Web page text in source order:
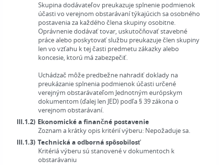
Skupina dodávateľov preukazuje splnenie podmienok
účasti vo verejnom obstarávaní týkajúcich sa osobného
postavenia za každého člena skupiny osobitne.
Oprávnenie dodávať tovar, uskutočňovať stavebné
práce alebo poskytovať službu preukazuje člen skupiny
len vo vzťahu k tej časti predmetu zákazky alebo
koncesie, ktorú má zabezpečiť.
Uchádzač môže predbežne nahradiť doklady na
preukázanie splnenia podmienok účasti určené
verejným obstarávateľom Jednotným európskym
dokumentom (ďalej len JED) podľa § 39 zákona o
verejnom obstarávaní.
III.1.2) Ekonomické a finančné postavenie
Zoznam a krátky opis kritérií výberu: Nepožaduje sa.
III.1.3) Technická a odborná spôsobilosť
Kritériá výberu sú stanovené v dokumentoch k
obstarávaniu